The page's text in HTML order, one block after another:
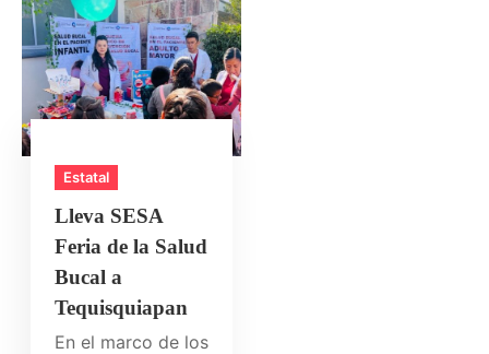
Estatal
Lleva SESA
Feria de la Salud
Bucal a
Tequisquiapan
En el marco de los